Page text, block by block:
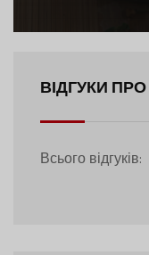
ВІДГУКИ
Всього відгуків: